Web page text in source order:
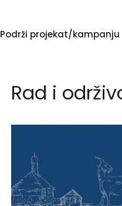
Podrži projekat/kampanju
Rad i